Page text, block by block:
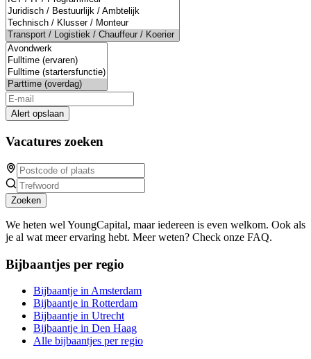
Alert opslaan
Vacatures zoeken
Zoeken
We heten wel YoungCapital, maar iedereen is even welkom. Ook als
je al wat meer ervaring hebt. Meer weten? Check onze FAQ.
Bijbaantjes per regio
Bijbaantje in Amsterdam
Bijbaantje in Rotterdam
Bijbaantje in Utrecht
Bijbaantje in Den Haag
Alle bijbaantjes per regio